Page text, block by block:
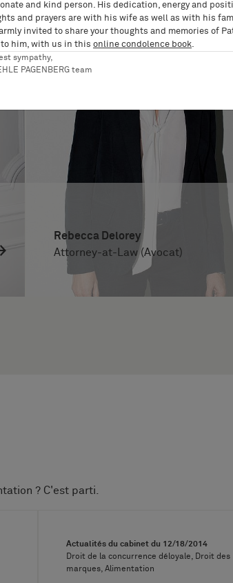
Rebecca Delorey
Attorney-at-Law (Avocat)
? C'est parti.
Actualités du cabinet du 12/18/2014
Droit de la concurrence déloyale, Droit des
marques, Alimentation
and kind person. His dedication, energy and
and prayers are with his wife as well as with his
invited to share your thoughts and memories of
him, with us in this online condolence book.
sympathy,
PAGENBERG team